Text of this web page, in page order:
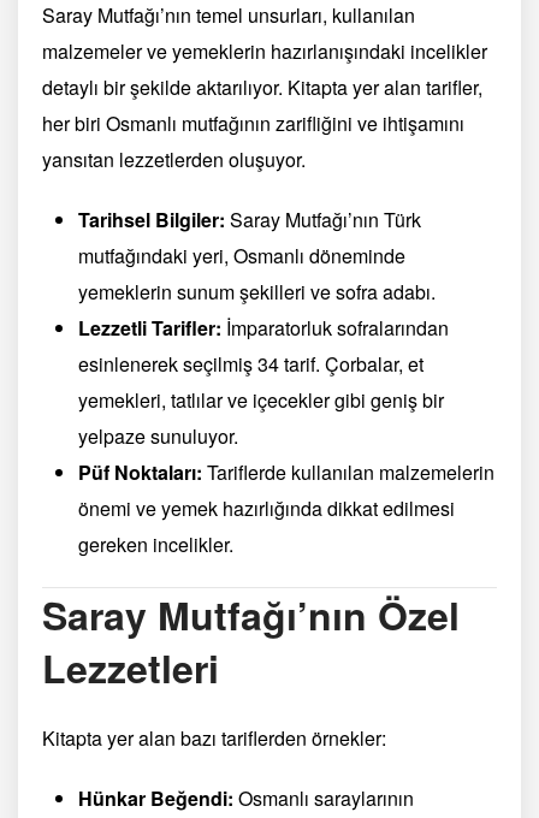
Saray Mutfağı’nın temel unsurları, kullanılan
malzemeler ve yemeklerin hazırlanışındaki incelikler
detaylı bir şekilde aktarılıyor. Kitapta yer alan tarifler,
her biri Osmanlı mutfağının zarifliğini ve ihtişamını
yansıtan lezzetlerden oluşuyor.
Tarihsel Bilgiler: Saray Mutfağı’nın Türk
mutfağındaki yeri, Osmanlı döneminde
yemeklerin sunum şekilleri ve sofra adabı.
Lezzetli Tarifler: İmparatorluk sofralarından
esinlenerek seçilmiş 34 tarif. Çorbalar, et
yemekleri, tatlılar ve içecekler gibi geniş bir
yelpaze sunuluyor.
Püf Noktaları: Tariflerde kullanılan malzemelerin
önemi ve yemek hazırlığında dikkat edilmesi
gereken incelikler.
Saray Mutfağı’nın Özel
Lezzetleri
Kitapta yer alan bazı tariflerden örnekler:
Hünkar Beğendi: Osmanlı saraylarının